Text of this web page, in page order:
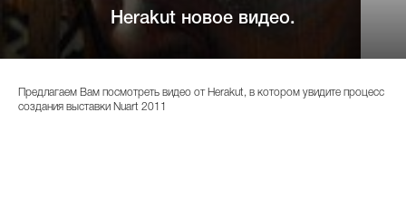
Herakut новое видео.
Предлагаем Вам посмотреть видео от Herakut, в котором увидите процесс
создания выставки Nuart 2011